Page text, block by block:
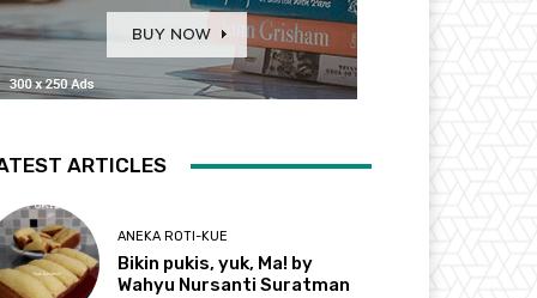
ARTICLES
ANEKA ROTI-KUE
Bikin pukis, yuk, Ma! by
Wahyu Nursanti Suratman